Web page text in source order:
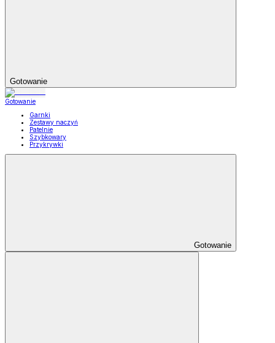
Gotowanie
Gotowanie
Garnki
Zestawy naczyń
Patelnie
Szybkowary
Przykrywki
Gotowanie